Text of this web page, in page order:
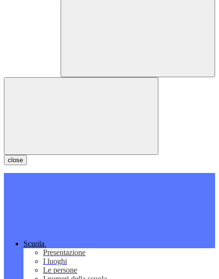
close
Scuola
Presentazione
I luoghi
Le persone